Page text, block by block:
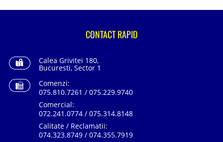
CONTACT RAPID
Calea Grivitei 180,
Bucuresti, Sector 1
Comenzi:
075.810.7261 / 075.229.9740
Comercial:
072.241.0774 / 075.314.8148
Calitate / Reclamatii:
074.323.8749 / 074.355.7919